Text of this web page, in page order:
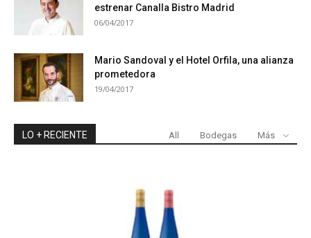
estrenar Canalla Bistro Madrid
06/04/2017
Mario Sandoval y el Hotel Orfila, una alianza
prometedora
19/04/2017
LO + RECIENTE All Bodegas Más